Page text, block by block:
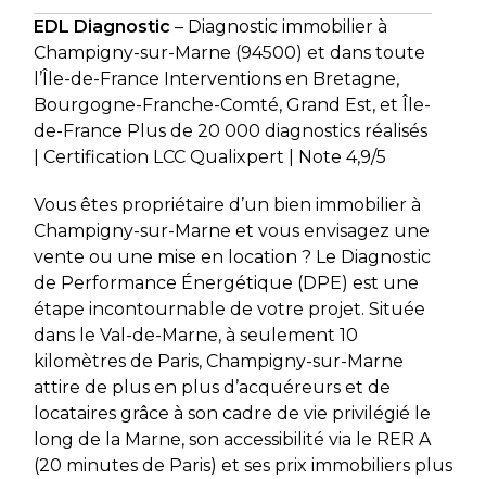
EDL Diagnostic – Diagnostic immobilier à
Champigny-sur-Marne (94500) et dans toute
l’Île-de-France Interventions en Bretagne,
Bourgogne-Franche-Comté, Grand Est, et Île-
de-France Plus de 20 000 diagnostics réalisés
| Certification LCC Qualixpert | Note 4,9/5
Vous êtes propriétaire d’un bien immobilier à
Champigny-sur-Marne et vous envisagez une
vente ou une mise en location ? Le Diagnostic
de Performance Énergétique (DPE) est une
étape incontournable de votre projet. Située
dans le Val-de-Marne, à seulement 10
kilomètres de Paris, Champigny-sur-Marne
attire de plus en plus d’acquéreurs et de
locataires grâce à son cadre de vie privilégié le
long de la Marne, son accessibilité via le RER A
(20 minutes de Paris) et ses prix immobiliers plus